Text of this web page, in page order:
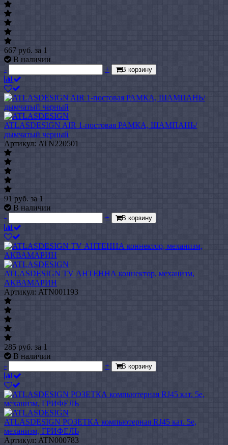
667 руб. за 1
В наличии
-
+ В корзину
ATLASDESIGN AIR 1-постовая РАМКА, ШАМПАНЬ/
дымчатый черный
Артикул: ATN220501
91 руб. за 1
В наличии
-
+ В корзину
ATLASDESIGN TV АНТЕННА коннектор, механизм,
АКВАМАРИН
Артикул: ATN001193
285 руб. за 1
В наличии
-
+ В корзину
ATLASDESIGN РОЗЕТКА компьютерная RJ45 кат. 5e,
механизм, ГРИФЕЛЬ
Артикул: ATN000783